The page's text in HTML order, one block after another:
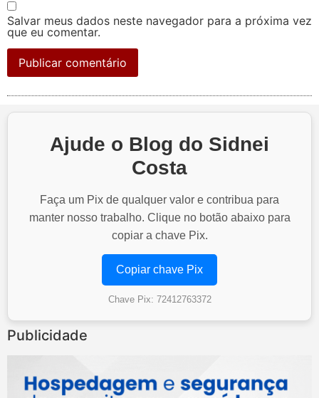
Salvar meus dados neste navegador para a próxima vez
que eu comentar.
Ajude o Blog do Sidnei
Costa
Faça um Pix de qualquer valor e contribua para
manter nosso trabalho. Clique no botão abaixo para
copiar a chave Pix.
Copiar chave Pix
Chave Pix: 72412763372
Publicidade